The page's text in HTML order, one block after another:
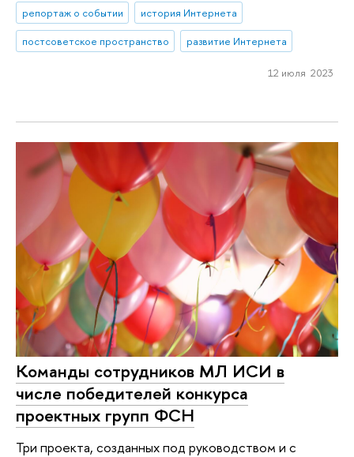
репортаж о событии
история Интернета
постсоветское пространство
развитие Интернета
12 июля 2023
Команды сотрудников МЛ ИСИ в
числе победителей конкурса
проектных групп ФСН
Три проекта, созданных под руководством и с